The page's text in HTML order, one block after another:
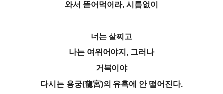
와서 뜯어먹어라, 시름없이
너는 살찌고
나는 여위어야지, 그러나
거북이야
다시는 용궁(龍宮)의 유혹에 안 떨어진다.